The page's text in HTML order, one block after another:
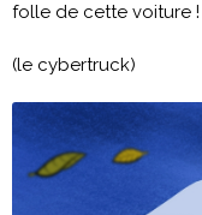
folle de cette voiture !
(le cybertruck)